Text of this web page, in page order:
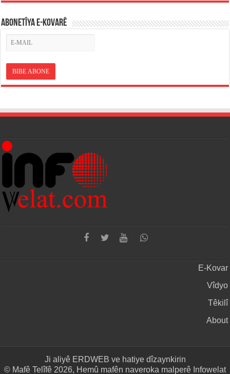
ABONETÎYA E-KOVARÊ
E-Kovar
Vîdyo
Têkilî
About
Ji aliyê ERDWEB ve hatiye dîzaynkirin
© Mafê Telîfê 2026, Hemû mafên naveroka malperê Infowelat